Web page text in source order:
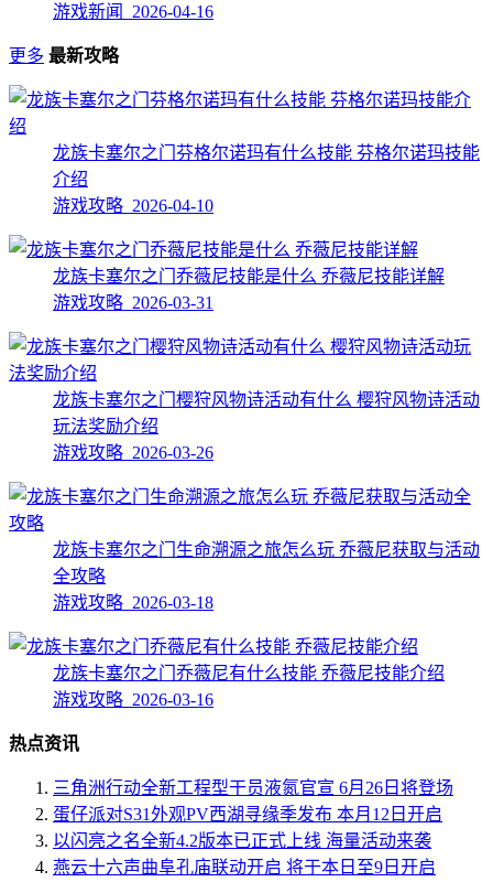
游戏新闻 2026-04-16
更多 最新攻略
龙族卡塞尔之门芬格尔诺玛有什么技能 芬格尔诺玛技能
介绍
游戏攻略 2026-04-10
龙族卡塞尔之门乔薇尼技能是什么 乔薇尼技能详解
游戏攻略 2026-03-31
龙族卡塞尔之门樱狩风物诗活动有什么 樱狩风物诗活动
玩法奖励介绍
游戏攻略 2026-03-26
龙族卡塞尔之门生命溯源之旅怎么玩 乔薇尼获取与活动
全攻略
游戏攻略 2026-03-18
龙族卡塞尔之门乔薇尼有什么技能 乔薇尼技能介绍
游戏攻略 2026-03-16
热点资讯
三角洲行动全新工程型干员液氮官宣 6月26日将登场
蛋仔派对S31外观PV西湖寻缘季发布 本月12日开启
以闪亮之名全新4.2版本已正式上线 海量活动来袭
燕云十六声曲阜孔庙联动开启 将于本日至9日开启